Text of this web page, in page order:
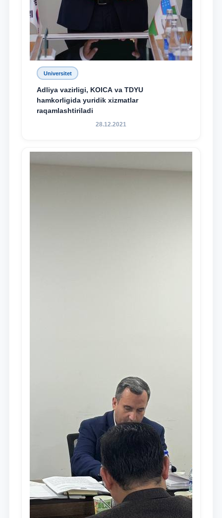
Universitet
Adliya vazirligi, KOICA va TDYU
hamkorligida yuridik xizmatlar
raqamlashtiriladi
28.12.2021